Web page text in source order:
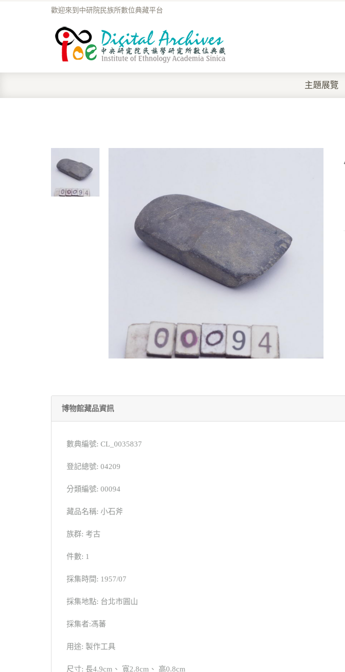
歡迎來到中研院民族所數位典藏平台
主題展覽
博物館藏品資訊
數典編號: CL_0035837
登記總號: 04209
分類編號: 00094
藏品名稱: 小石斧
族群: 考古
件數: 1
採集時間: 1957/07
採集地點: 台北市圓山
採集者:馮蕃
用途: 製作工具
尺寸: 長4.9cm、 寬2.8cm、 高0.8cm